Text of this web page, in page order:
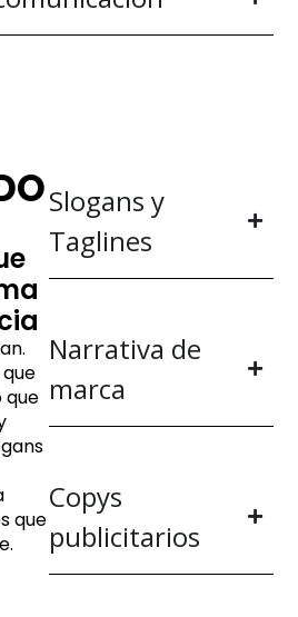
que
que
Slogans y
Taglines
Narrativa de
marca
Copys
publicitarios